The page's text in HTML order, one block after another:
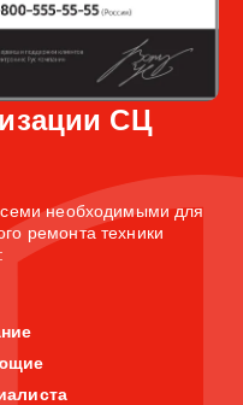
СЦ
необходимыми для
ремонта техники